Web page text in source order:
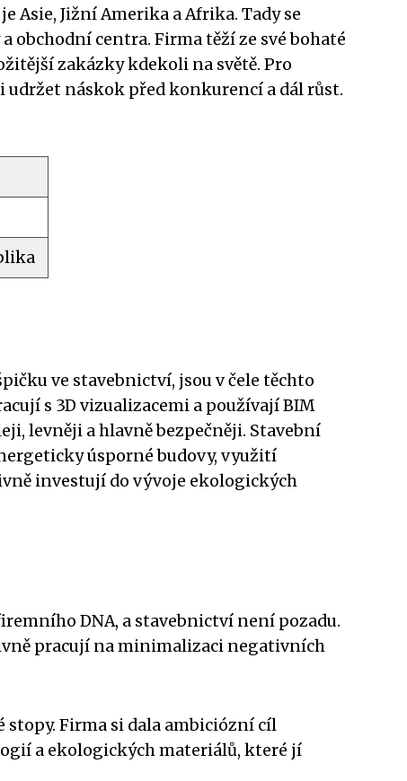
Asie, Jižní Amerika a Afrika. Tady se
centra. Firma těží ze své bohaté
zakázky kdekoli na světě. Pro
náskok před konkurencí a dál růst.
ve stavebnictví, jsou v čele těchto
s 3D vizualizacemi a používají BIM
levněji a hlavně bezpečněji. Stavební
úsporné budovy, využití
investují do vývoje ekologických
DNA, a stavebnictví není pozadu.
pracují na minimalizaci negativních
Firma si dala ambiciózní cíl
a ekologických materiálů, které jí